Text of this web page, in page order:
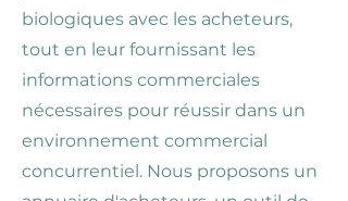
biologiques avec les acheteurs,
tout en leur fournissant les
informations commerciales
nécessaires pour réussir dans un
environnement commercial
concurrentiel. Nous proposons un